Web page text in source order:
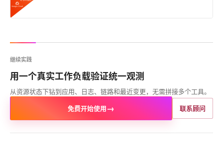
继续实践
用一个真实工作负载验证统一观测
从资源状态下钻到应用、日志、链路和最近变更，无需拼接多个工具。
免费开始使用→ 联系顾问